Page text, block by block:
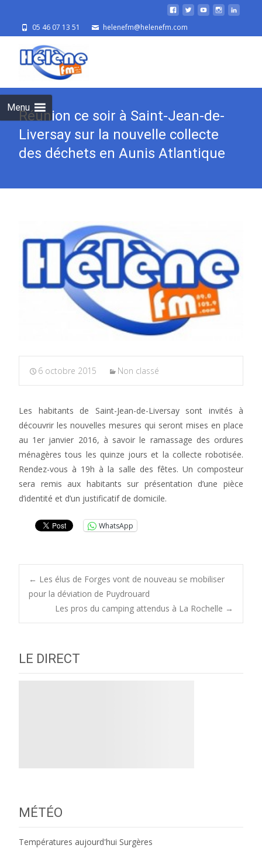
05 46 07 13 51 helenefm@helenefm.com
Menu
Réunion ce soir à Saint-Jean-de-
Liversay sur la nouvelle collecte
des déchets en Aunis Atlantique
6 octobre 2015 Non classé
Les habitants de Saint-Jean-de-Liversay sont invités à
découvrir les nouvelles mesures qui seront mises en place
au 1er janvier 2016, à savoir le ramassage des ordures
ménagères tous les quinze jours et la collecte robotisée.
Rendez-vous à 19h à la salle des fêtes. Un composteur
sera remis aux habitants sur présentation d’une pièce
d’identité et d’un justificatif de domicile.
WhatsApp
Post
navigation
← Les élus de Forges vont de nouveau se mobiliser
pour la déviation de Puydrouard
Les pros du camping attendus à La Rochelle →
LE DIRECT
MÉTÉO
Températures aujourd'hui Surgères